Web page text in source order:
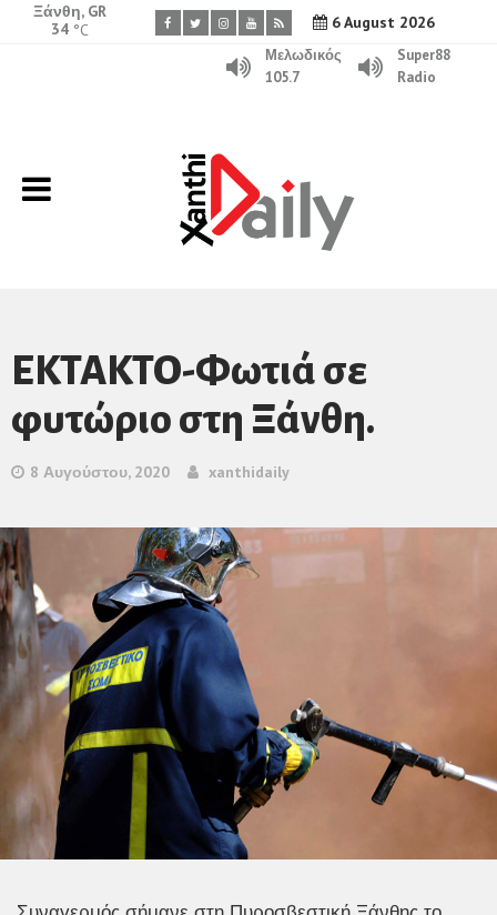
6 August 2026
Ξάνθη, GR
34 °C
Μελωδικός
105.7
Super88
Radio
EKTAKTO-Φωτιά σε
φυτώριο στη Ξάνθη.
8 Αυγούστου, 2020 xanthidaily